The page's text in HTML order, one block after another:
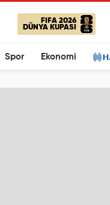
FIFA 2026
DÜNYA KUPASI
Spor Ekonomi